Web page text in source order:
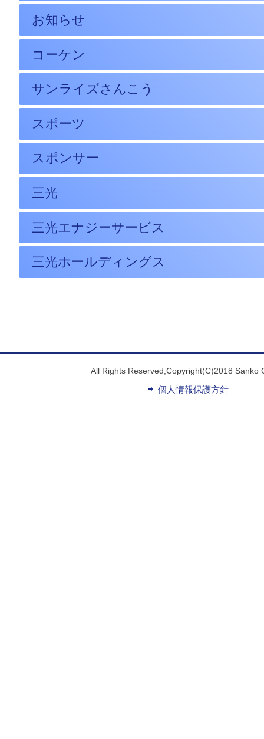
お知らせ
コーケン
サンライズさんこう
スポーツ
スポンサー
三光
三光エナジーサービス
三光ホールディングス
All Rights Reserved,Copyright(C)2018 Sanko
個人情報保護方針